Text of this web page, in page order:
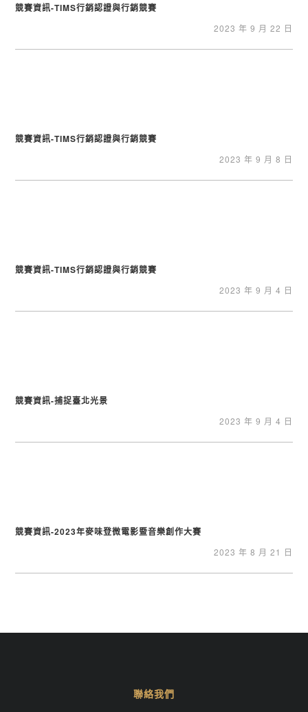
競賽資訊-TIMS行銷認證與行銷競賽
2023 年 9 月 22 日
競賽資訊-TIMS行銷認證與行銷競賽
2023 年 9 月 8 日
競賽資訊-TIMS行銷認證與行銷競賽
2023 年 9 月 4 日
競賽資訊-捕捉臺北光景
2023 年 9 月 4 日
競賽資訊-2023年麥味登微電影暨音樂創作大賽
2023 年 8 月 21 日
聯絡我們